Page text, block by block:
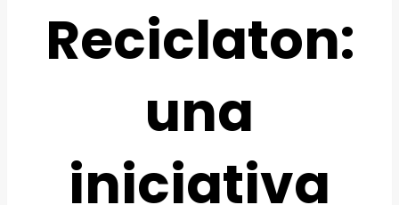
Reciclaton:
una
iniciativa